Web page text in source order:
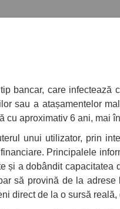
bancar, care infectează
sau a atașamentelor
cu aproximativ 6 ani, mai
unui utilizator, prin
Principalele
și a dobândit
să provină de la
direct de la o sursă